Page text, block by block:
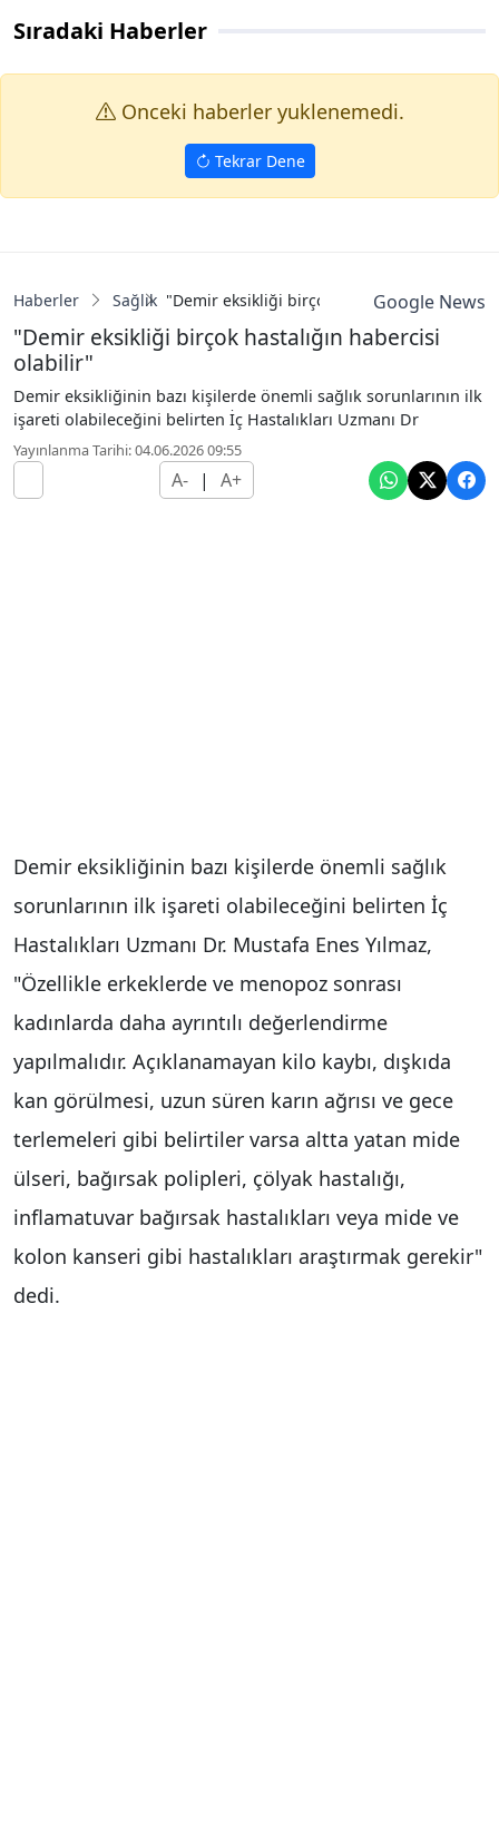
Sıradaki Haberler
Onceki haberler yuklenemedi.
Tekrar Dene
Haberler Sağlık "Demir eksikliği birçok hastalığın habercisi
Google News
"Demir eksikliği birçok hastalığın habercisi
olabilir"
Demir eksikliğinin bazı kişilerde önemli sağlık sorunlarının ilk
işareti olabileceğini belirten İç Hastalıkları Uzmanı Dr
Yayınlanma Tarihi: 04.06.2026 09:55
A- | A+
Demir eksikliğinin bazı kişilerde önemli sağlık
sorunlarının ilk işareti olabileceğini belirten İç
Hastalıkları Uzmanı Dr. Mustafa Enes Yılmaz,
"Özellikle erkeklerde ve menopoz sonrası
kadınlarda daha ayrıntılı değerlendirme
yapılmalıdır. Açıklanamayan kilo kaybı, dışkıda
kan görülmesi, uzun süren karın ağrısı ve gece
terlemeleri gibi belirtiler varsa altta yatan mide
ülseri, bağırsak polipleri, çölyak hastalığı,
inflamatuvar bağırsak hastalıkları veya mide ve
kolon kanseri gibi hastalıkları araştırmak gerekir"
dedi.